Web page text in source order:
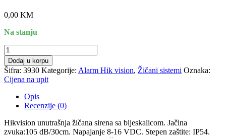
0,00 KM
Na stanju
Sirena
unutrasnja
za
alarm
DS-
PS1-
HYBRID
PRO
Dodaj u korpu
Šifra: 3930 Kategorije: Alarm Hik vision, Žičani sistemi Oznaka:
Cijena na upit
Opis
Recenzije (0)
Hikvision unutrašnja žičana sirena sa bljeskalicom. Jačina
zvuka:105 dB/30cm. Napajanje 8-16 VDC. Stepen zaštite: IP54.